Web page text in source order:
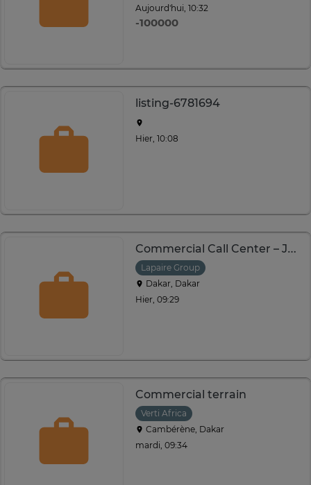
Aujourd'hui, 10:32
-100000
listing-6781694
Hier, 10:08
Commercial Call Center – Jet d’eau
Lapaire Group
Dakar, Dakar
Hier, 09:29
Commercial terrain
Verti Africa
Cambérène, Dakar
mardi, 09:34